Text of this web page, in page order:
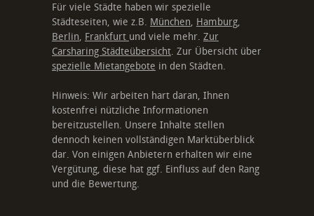
Für viele Städte haben wir spezielle
Städteseiten, wie z.B. München, Hamburg,
Berlin, Frankfurt und viele mehr. Zur
Carsharing Städteübersicht. Zur Übersicht über
spezielle Mietangebote in den Städten.
Hinweis: Wir arbeiten hart daran, Ihnen
kostenfrei nützliche Informationen
bereitzustellen. Unsere Inhalte stellen
dennoch keinen vollständigen Marktüberblick
dar. Von einigen Anbietern erhalten wir eine
Vergütung, diese hat ggf. Einfluss auf den Rang
und die Bewertung.